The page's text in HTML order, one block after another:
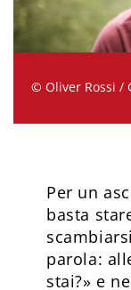
© Oliver Rossi /
Per un
basta
parola:
stai?» e